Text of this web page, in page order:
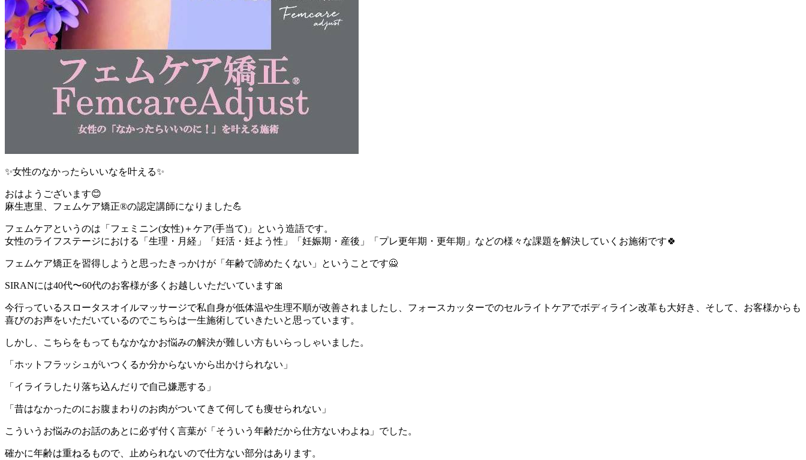
✨女性のなかったらいいなを叶える✨
おはようございます😊
麻生恵里、フェムケア矯正®の認定講師になりました💪
フェムケアというのは「フェミニン(女性)＋ケア(手当て)」という造語です。
女性のライフステージにおける「生理・月経」「妊活・妊よう性」「妊娠期・産後」「プレ更年期・更年期」などの様々な課題を解決していくお施術です🍀
フェムケア矯正を習得しようと思ったきっかけが「年齢で諦めたくない」ということです🙅
SIRANには40代〜60代のお客様が多くお越しいただいています🎀
今行っているスロータスオイルマッサージで私自身が低体温や生理不順が改善されましたし、フォースカッターでのセルライトケアでボディライン改革も大好き、そして、お客様からも
喜びのお声をいただいているのでこちらは一生施術していきたいと思っています。
しかし、こちらをもってもなかなかお悩みの解決が難しい方もいらっしゃいました。
「ホットフラッシュがいつくるか分からないから出かけられない」
「イライラしたり落ち込んだりで自己嫌悪する」
「昔はなかったのにお腹まわりのお肉がついてきて何しても痩せられない」
こういうお悩みのお話のあとに必ず付く言葉が「そういう年齢だから仕方ないわよね」でした。
確かに年齢は重ねるもので、止められないので仕方ない部分はあります。